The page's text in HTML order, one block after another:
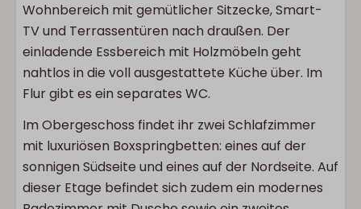
Wohnbereich mit gemütlicher Sitzecke, Smart-
TV und Terrassentüren nach draußen. Der
einladende Essbereich mit Holzmöbeln geht
nahtlos in die voll ausgestattete Küche über. Im
Flur gibt es ein separates WC.
Im Obergeschoss findet ihr zwei Schlafzimmer
mit luxuriösen Boxspringbetten: eines auf der
sonnigen Südseite und eines auf der Nordseite. Auf
dieser Etage befindet sich zudem ein modernes